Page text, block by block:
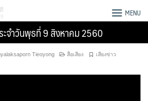
MENU
ะจำวันพุธที่ 9 สิงหาคม 2560
Tieoyong สื่อเสียง
เสียงข่าว